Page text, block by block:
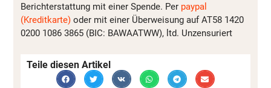
Berichterstattung mit einer Spende. Per paypal
(Kreditkarte) oder mit einer Überweisung auf AT58 1420
0200 1086 3865 (BIC: BAWAATWW), ltd. Unzensuriert
Teile diesen Artikel